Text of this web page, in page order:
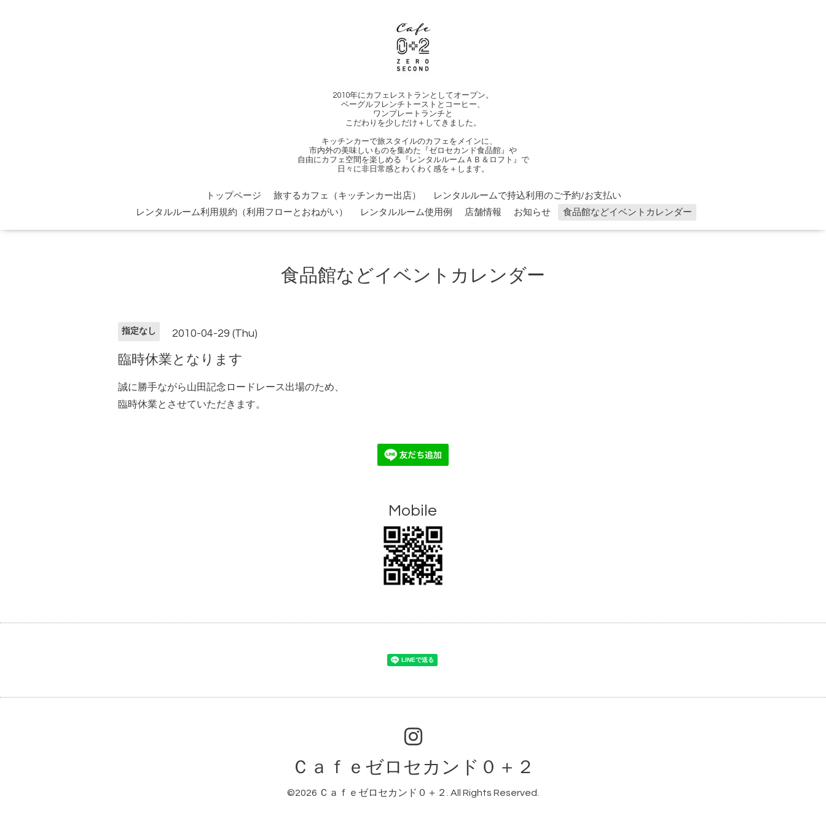
2010年にカフェレストランとしてオープン。
ベーグルフレンチトーストとコーヒー、
ワンプレートランチと
こだわりを少しだけ＋してきました。
キッチンカーで旅スタイルのカフェをメインに、
市内外の美味しいものを集めた『ゼロセカンド食品館』や
自由にカフェ空間を楽しめる『レンタルルームＡＢ＆ロフト』で
日々に非日常感とわくわく感を＋します。
トップページ 旅するカフェ（キッチンカー出店）
レンタルルームで持込利用のご予約/お支払い
レンタルルーム利用規約（利用フローとおねがい）
レンタルルーム使用例 店舗情報 お知らせ 食品館などイベントカレンダー
食品館などイベントカレンダー
指定なし 2010-04-29 (Thu)
臨時休業となります
誠に勝手ながら山田記念ロードレース出場のため、
臨時休業とさせていただきます。
Mobile
Ｃａｆｅゼロセカンド０＋２
©2026 Ｃａｆｅゼロセカンド０＋２ . All Rights Reserved.